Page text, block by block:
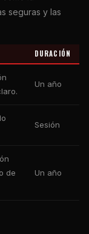
seguras y las
DURACIÓN
Un año
Sesión
de
Un año